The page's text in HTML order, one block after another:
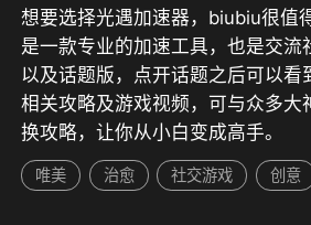
想要选择光遇加速器，biubiu很值
是一款专业的加速工具，也是交流
以及话题版，点开话题之后可以看
相关攻略及游戏视频，可与众多大
换攻略，让你从小白变成高手。
唯美 治愈 社交游戏 创意